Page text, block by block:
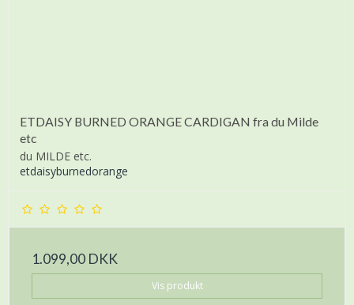
ETDAISY BURNED ORANGE CARDIGAN fra du Milde
etc
du MILDE etc.
etdaisyburnedorange
1.099,00 DKK
Vis produkt